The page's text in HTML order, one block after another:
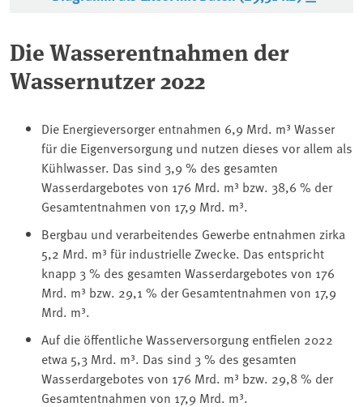
Die Wasserentnahmen der
Wassernutzer 2022
Die Energieversorger entnahmen 6,9 Mrd. m³ Wasser
für die Eigenversorgung und nutzen dieses vor allem als
Kühlwasser. Das sind 3,9 % des gesamten
Wasserdargebotes von 176 Mrd. m³ bzw. 38,6 % der
Gesamtentnahmen von 17,9 Mrd. m³.
Bergbau und verarbeitendes Gewerbe entnahmen zirka
5,2 Mrd. m³ für industrielle Zwecke. Das entspricht
knapp 3 % des gesamten Wasserdargebotes von 176
Mrd. m³ bzw. 29,1 % der Gesamtentnahmen von 17,9
Mrd. m³.
Auf die öffentliche Wasserversorgung entfielen 2022
etwa 5,3 Mrd. m³. Das sind 3 % des gesamten
Wasserdargebotes von 176 Mrd. m³ bzw. 29,8 % der
Gesamtentnahmen von 17,9 Mrd. m³.